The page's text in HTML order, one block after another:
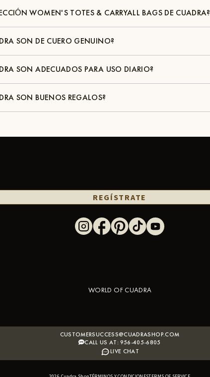
WOMEN'S TOTES & CARRYALL BAGS DE CUADRA?
SON DE CUERO GENUINO?
SON ADECUADOS PARA USO DIARIO?
SON BUENOS REGALOS?
REGÍSTRATE
WORLD OF CUADRA
CUSTOMERSUCCESS@CUADRASHOP.COM
CALL US AT: 956-405-6805
LIVE CHAT
B2B SHOPIFY APP